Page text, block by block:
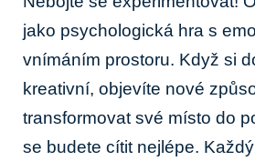
jako psychologická hra s
vnímáním prostoru. Když si
kreativní, objevíte nové
transformovat své místo do
se budete cítit nejlépe.